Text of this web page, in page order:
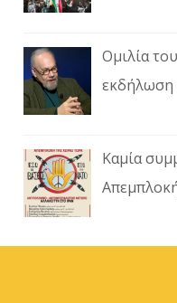
Ομιλία
Καμία